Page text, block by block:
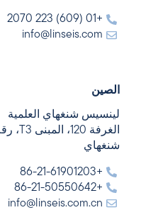
+01 (609) 223 2070
info@linseis.com
الصين
لينسيس شنغهاي العلمية
شنغهاي
+86-21-61901203
+86-21-50550642
info@linseis.com.cn